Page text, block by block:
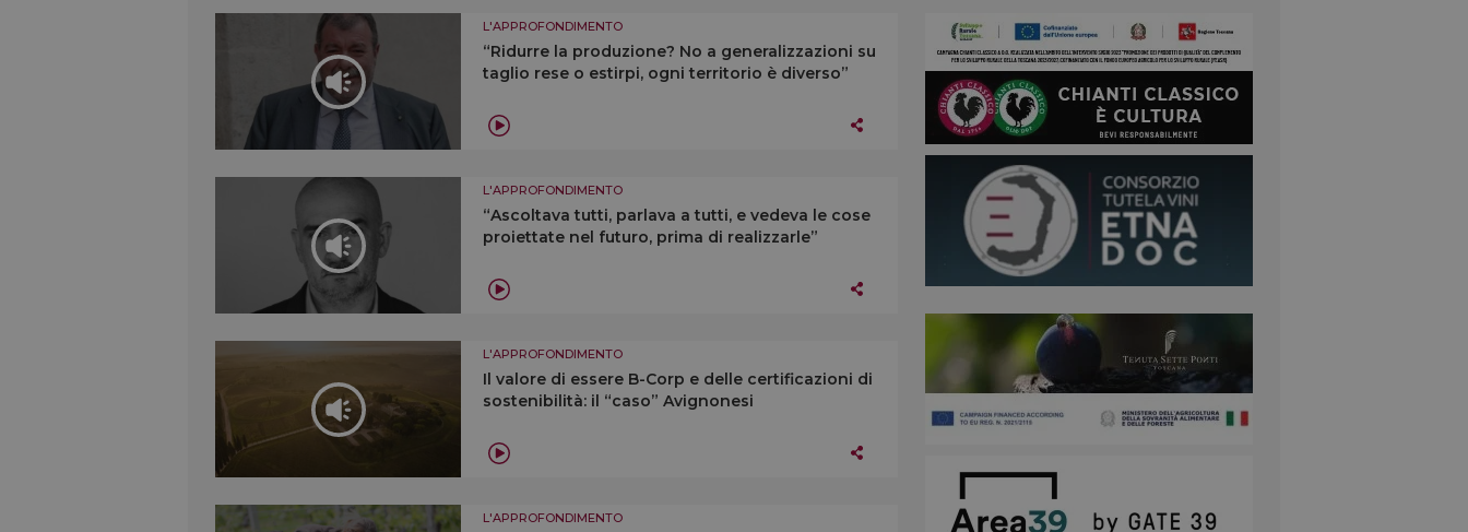
L'APPROFONDIMENTO
“Ridurre la produzione? No a generalizzazioni su
taglio rese o estirpi, ogni territorio è diverso”
L'APPROFONDIMENTO
“Ascoltava tutti, parlava a tutti, e vedeva le cose
proiettate nel futuro, prima di realizzarle”
L'APPROFONDIMENTO
Il valore di essere B-Corp e delle certificazioni di
sostenibilità: il “caso” Avignonesi
L'APPROFONDIMENTO